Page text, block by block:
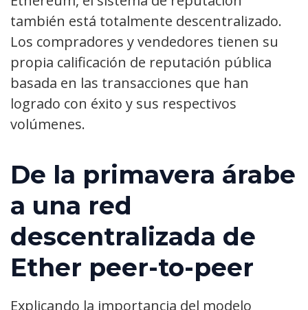
también está totalmente descentralizado.
Los compradores y vendedores tienen su
propia calificación de reputación pública
basada en las transacciones que han
logrado con éxito y sus respectivos
volúmenes.
De la primavera árabe
a una red
descentralizada de
Ether peer-to-peer
Explicando la importancia del modelo